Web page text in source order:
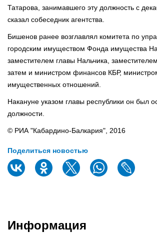
Татарова, занимавшего эту должность с
сказал собеседник агентства.
Бишенов ранее возглавлял комитета по
городским имуществом Фонда имущества
заместителем главы Нальчика,
затем и министром финансов КБР,
имущественных отношений.
Накануне указом главы республики он был
должности.
© РИА "Кабардино-Балкария", 2016
Поделиться новостью
Информация